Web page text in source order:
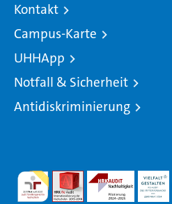
Kontakt
Campus-Karte
UHHApp
Notfall & Sicherheit
Antidiskriminierung